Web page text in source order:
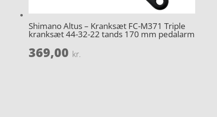
Shimano Altus – Kranksæt FC-M371 Triple
kranksæt 44-32-22 tands 170 mm pedalarm
369,00 kr.